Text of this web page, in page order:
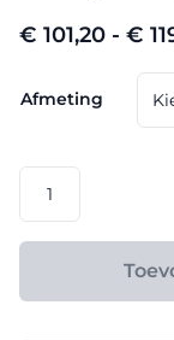
€ 101,20 - €
Afmeting
model
J01
III